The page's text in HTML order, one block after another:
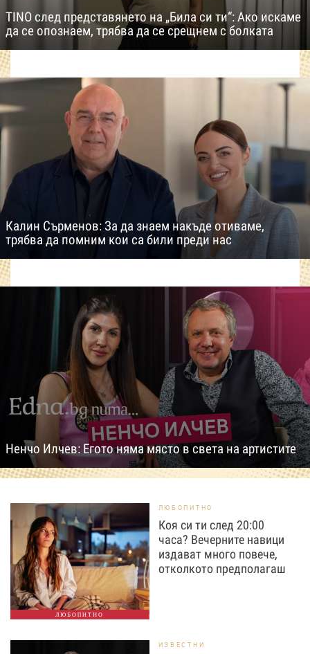
TINO след представянето на „Била си ти“: Ако искаме
да се опознаем, трябва да се срещнем с болката
Калин Сърменов: За да знаем накъде отиваме,
трябва да помним кои са били преди нас
Ненчо Илчев: Егото няма място в света на артистите
ЛЮБОПИТНО
ЛЮБОПИТНО
Коя си ти след 20:00
часа? Вечерните навици
издават много повече,
отколкото предполагаш
ИЗВЕСТНИ